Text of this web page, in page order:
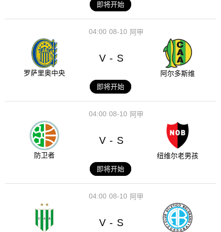
即将开始
08-10
04:00 阿甲
罗萨里奥中央
V - S
阿尔多斯维
即将开始
08-10
04:00 阿甲
防卫者
V - S
纽维尔老男孩
即将开始
08-10
04:00 阿甲
V - S